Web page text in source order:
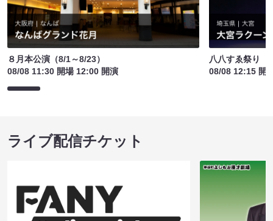
８月本公演（8/1～8/23）
08/08 11:30 開場 12:00 開演
八八すゑ祭り
08/08 12:15 開
ライブ配信チケット